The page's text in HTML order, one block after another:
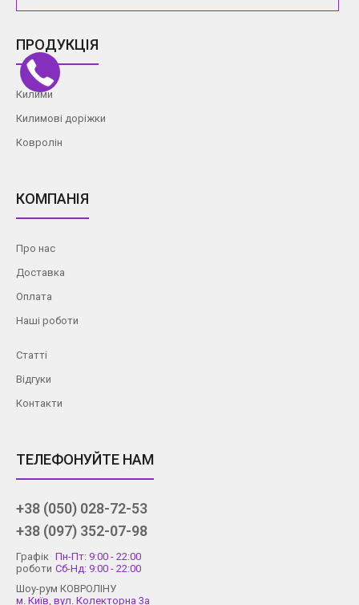
ПРОДУКЦІЯ
Килими
Килимові доріжки
Ковролін
КОМПАНІЯ
Про нас
Доставка
Оплата
Наші роботи
Статті
Відгуки
Контакти
ТЕЛЕФОНУЙТЕ НАМ
+38 (050) 028-72-53
+38 (097) 352-07-98
Графік
роботи
Пн-Пт: 9:00 - 22:00
Сб-Нд: 9:00 - 22:00
Шоу-рум КОВРОЛІНУ
м. Київ, вул. Колекторна 3а